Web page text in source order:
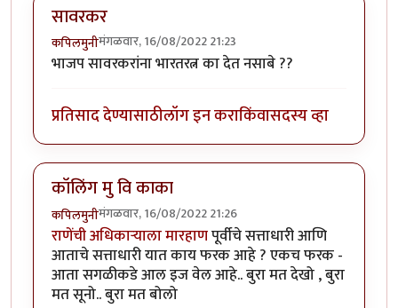
सावरकर
कपिलमुनीमंगळवार, 16/08/2022 21:23
भाजप सावरकरांना भारतरत्न का देत नसाबे ??
प्रतिसाद देण्यासाठीलॉग इन कराकिंवासदस्य व्हा
कॉलिंग मु वि काका
कपिलमुनीमंगळवार, 16/08/2022 21:26
राणेंची अधिकाऱ्याला मारहाणपूर्वीचे सत्ताधारी आणि
आताचे सत्ताधारी यात काय फरक आहे ? एकच फरक -
आता सगळीकडे आल इज वेल आहे.. बुरा मत देखो , बुरा
मत सूनो.. बुरा मत बोलो